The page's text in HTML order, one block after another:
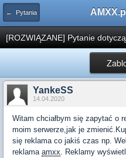
← Pytania
[ROZWIĄZANE] Pytanie
YankeSS
14.04.2020
Witam chciałbym się zapytać o
moim serwerze,jak je
się reklama co jakiś czas np.
reklama amxx. Reklamy